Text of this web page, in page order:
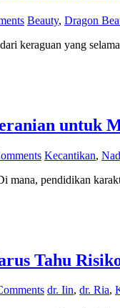
Beauty, Dragon
keraguan yang
untuk
Kecantikan,
mana, pendidikan
Tahu
dr. Iin, dr. Ria,